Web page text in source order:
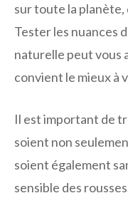
sur toute la
Tester les nuances
naturelle peut vous
convient le mieux à
Il est important de
soient non
soient également
sensible des